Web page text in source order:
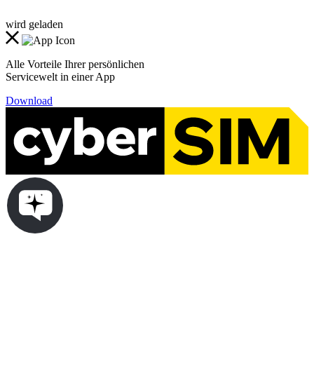
wird geladen
Alle Vorteile Ihrer persönlichen
Servicewelt in einer App
Download